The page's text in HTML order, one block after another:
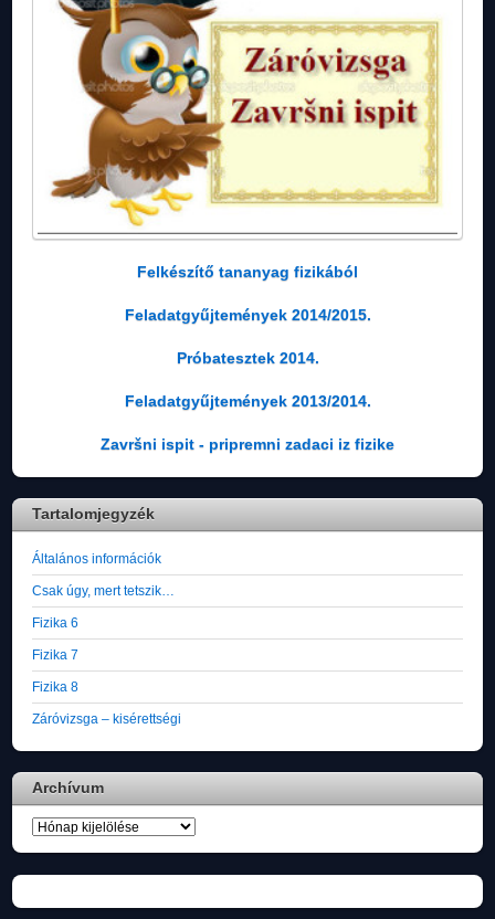
Felkészítő tananyag fizikából
Feladatgyűjtemények 2014/2015.
Próbatesztek 2014.
Feladatgyűjtemények 2013/2014.
Završni ispit - pripremni zadaci iz fizike
Tartalomjegyzék
Általános információk
Csak úgy, mert tetszik…
Fizika 6
Fizika 7
Fizika 8
Záróvizsga – kisérettségi
Archívum
Archívum